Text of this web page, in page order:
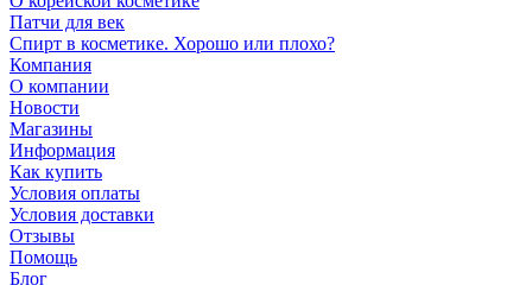
Патчи для век
Спирт в косметике. Хорошо или плохо?
Компания
О компании
Новости
Магазины
Информация
Как купить
Условия оплаты
Условия доставки
Отзывы
Помощь
Блог